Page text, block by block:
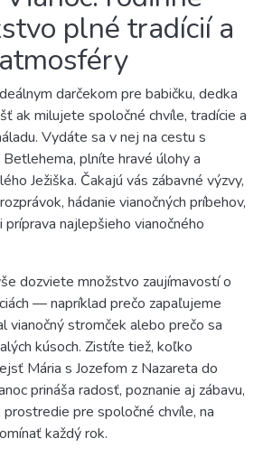
plné tradícií a
darčekom pre babičku, dedka
ak milujete spoločné chvíle, tradície a
Vydáte sa v nej na cestu s
plníte hravé úlohy a
Ježiška. Čakajú vás zábavné výzvy,
hádanie vianočných príbehov,
najlepšieho vianočného
dozviete množstvo zaujímavostí o
— napríklad prečo zapaľujeme
vianočný stromček alebo prečo sa
kúsoch. Zistíte tiež, koľko
Mária s Jozefom z Nazareta do
prináša radosť, poznanie aj zábavu,
pre spoločné chvíle, na
každý rok.